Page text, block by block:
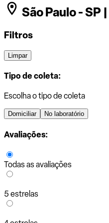
São Paulo - SP |
Filtros
Limpar
Tipo de coleta:
Escolha o tipo de coleta
Domiciliar No laboratório
Avaliações:
Todas as avaliações
5 estrelas